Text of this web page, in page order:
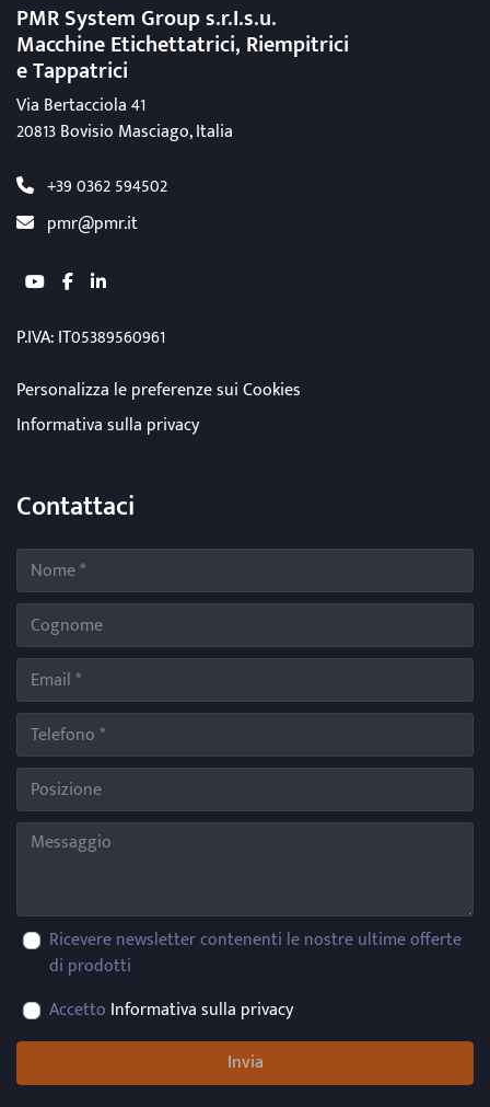
PMR System Group s.r.I.s.u.
Macchine Etichettatrici, Riempitrici
e Tappatrici
Via Bertacciola 41
20813 Bovisio Masciago, Italia
+39 0362 594502
pmr@pmr.it
youtubefacebooklinkedin
P.IVA: IT05389560961
Personalizza le preferenze sui Cookies
Informativa sulla privacy
Contattaci
Ricevere newsletter contenenti le nostre ultime offerte
di prodotti
Accetto Informativa sulla privacy
Invia